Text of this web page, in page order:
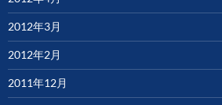
2012年3月
2012年2月
2011年12月